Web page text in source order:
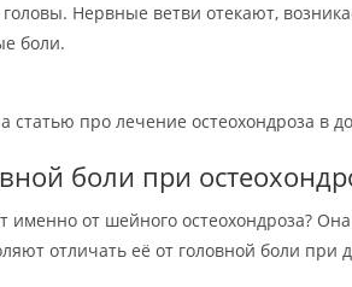
Нервные ветви отекают,
боли.
статью про лечение остеохондроза в
боли при
именно от шейного остеохондроза?
отличать её от головной боли при